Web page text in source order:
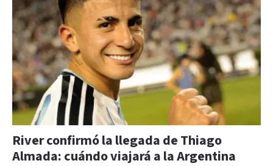
River confirmó la llegada de Thiago
Almada: cuándo viajará a la Argentina